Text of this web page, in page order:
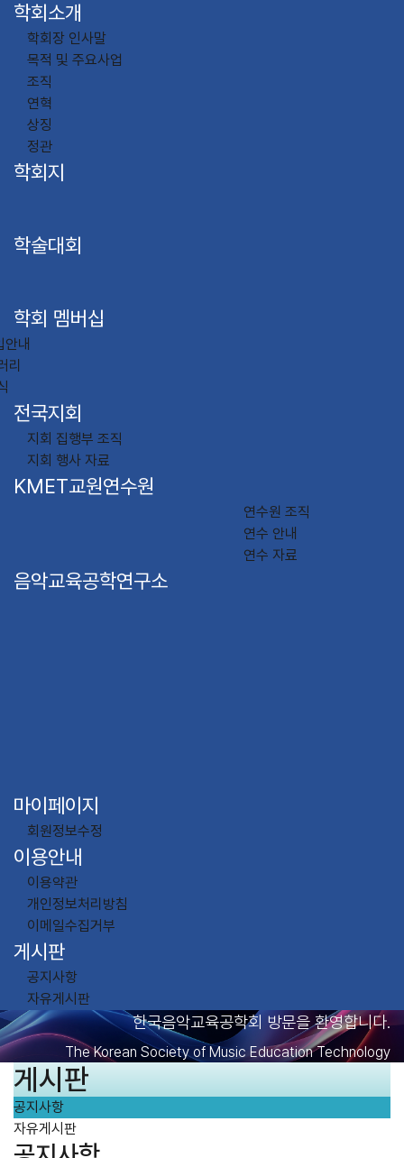
학회소개
학회장 인사말
목적 및 주요사업
조직
연혁
상징
정관
학회지
학술대회
학회 멤버십
안내
리
전국지회
지회 집행부 조직
지회 행사 자료
KMET교원연수원
연수원 조직
연수 안내
연수 자료
음악교육공학연구소
마이페이지
회원정보수정
이용안내
이용약관
개인정보처리방침
이메일수집거부
게시판
공지사항
자유게시판
한국음악교육공학회 방문을 환영합니다.
The Korean Society of Music Education Technology
게시판
공지사항
자유게시판